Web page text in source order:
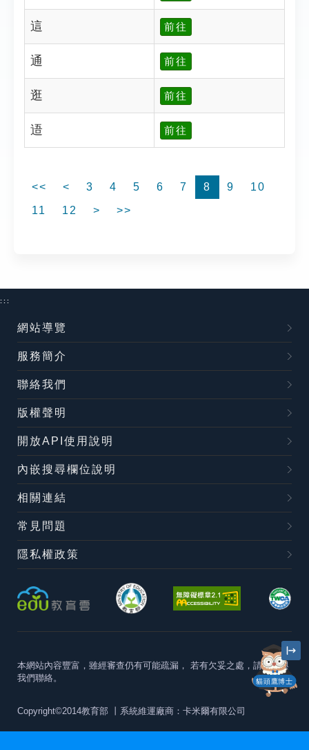
這 前往
通 前往
逛 前往
逜 前往
<< < 3 4 5 6 7 8 9
10
11
12 > >>
貓頭鷹博士
:::
網站導覽
服務簡介
聯絡我們
版權聲明
開放API使用說明
內嵌搜尋欄位說明
相關連結
常見問題
隱私權政策
本網站內容豐富，雖經審查仍有可能疏漏， 若有欠妥之處，請隨時與
我們聯絡。
Copyright©2014教育部 丨系統維運廠商：卡米爾有限公司